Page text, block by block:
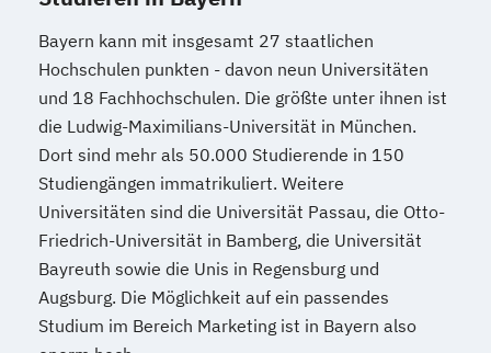
Bayern kann mit insgesamt 27 staatlichen
Hochschulen punkten - davon neun Universitäten
und 18 Fachhochschulen. Die größte unter ihnen ist
die Ludwig-Maximilians-Universität in München.
Dort sind mehr als 50.000 Studierende in 150
Studiengängen immatrikuliert. Weitere
Universitäten sind die Universität Passau, die Otto-
Friedrich-Universität in Bamberg, die Universität
Bayreuth sowie die Unis in Regensburg und
Augsburg. Die Möglichkeit auf ein passendes
Studium im Bereich Marketing ist in Bayern also